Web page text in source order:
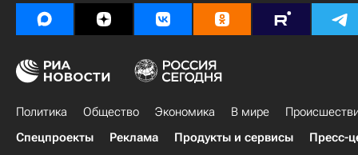
Политика Общество Экономика В мире
Спецпроекты
Реклама Продукты и сервисы Пресс-